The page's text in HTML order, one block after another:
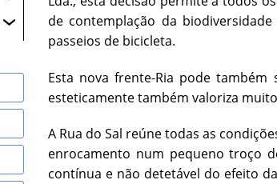
de contemplação da
passeios de bicicleta.
Esta nova frente-Ria pode
esteticamente também valoriza
A Rua do Sal reúne todas as
enrocamento num pequeno troço
contínua e não detetável do efeito